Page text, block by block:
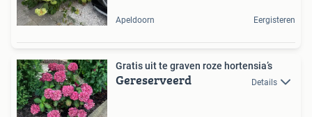
Apeldoorn Eergisteren
Gratis uit te graven roze hortensia’s
Gereserveerd Details